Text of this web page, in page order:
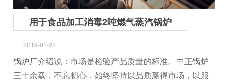
用于食品加工消毒2吨燃气蒸汽锅炉
2019-01-22
锅炉厂介绍说：市场是检验产品质量的标准。中正锅炉
三十余载，不忘初心，始终坚持以品质赢得市场，以服